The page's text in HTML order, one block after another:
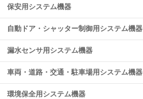
保安用システム機器
自動ドア・シャッター制御用システム機器
漏水センサ用システム機器
車両・道路・交通・駐車場用システム機器
環境保全用システム機器